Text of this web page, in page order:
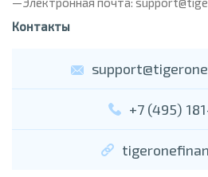
Контакты
+7 (495)